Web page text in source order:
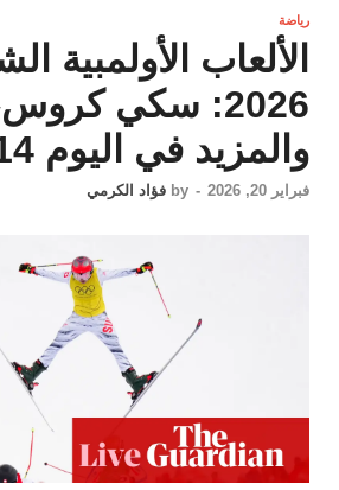
رياضة
الألعاب الأولمبية
2026: سكي
والمزيد في اليوم 14 – مباشر
فبراير 20, 2026 -
by فؤاد الكرمي